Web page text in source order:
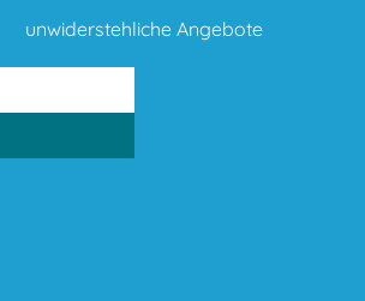
unwiderstehliche Angebote